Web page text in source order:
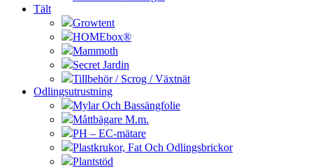
Tält
Growtent
HOMEbox®
Mammoth
Secret Jardin
Tillbehör / Scrog / Växtnät
Odlingsutrustning
Mylar Och Bassängfolie
Måttbägare M.m.
PH – EC-mätare
Plastkrukor, Fat Och Odlingsbrickor
Plantstöd